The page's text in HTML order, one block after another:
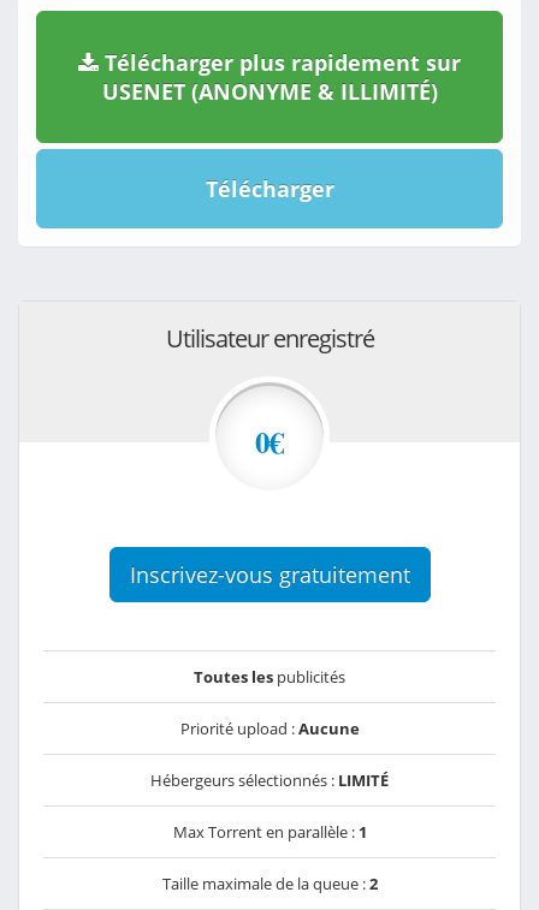
Télécharger plus rapidement sur
USENET (ANONYME & ILLIMITÉ)
Télécharger
Utilisateur enregistré
0€
Inscrivez-vous gratuitement
Toutes les publicités
Priorité upload :Aucune
Hébergeurs sélectionnés : LIMITÉ
Max Torrent en parallèle : 1
Taille maximale de la queue :2